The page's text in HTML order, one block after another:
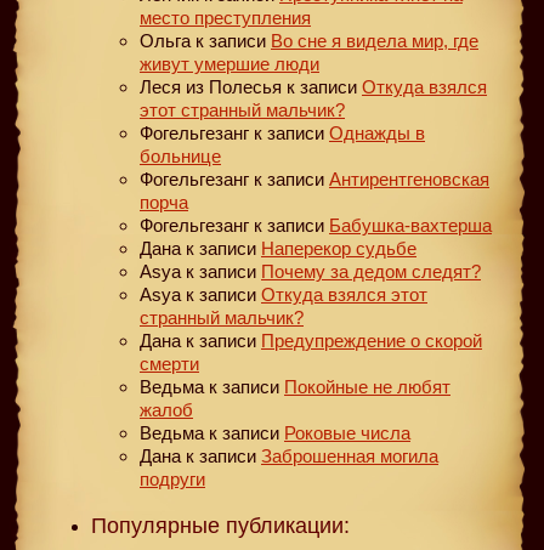
место преступления
Ольга к записи Во сне я видела мир, где
живут умершие люди
Леся из Полесья к записи Откуда взялся
этот странный мальчик?
Фогельгезанг к записи Однажды в
больнице
Фогельгезанг к записи Антирентгеновская
порча
Фогельгезанг к записи Бабушка-вахтерша
Дана к записи Наперекор судьбе
Asya к записи Почему за дедом следят?
Asya к записи Откуда взялся этот
странный мальчик?
Дана к записи Предупреждение о скорой
смерти
Ведьма к записи Покойные не любят
жалоб
Ведьма к записи Роковые числа
Дана к записи Заброшенная могила
подруги
Популярные публикации: